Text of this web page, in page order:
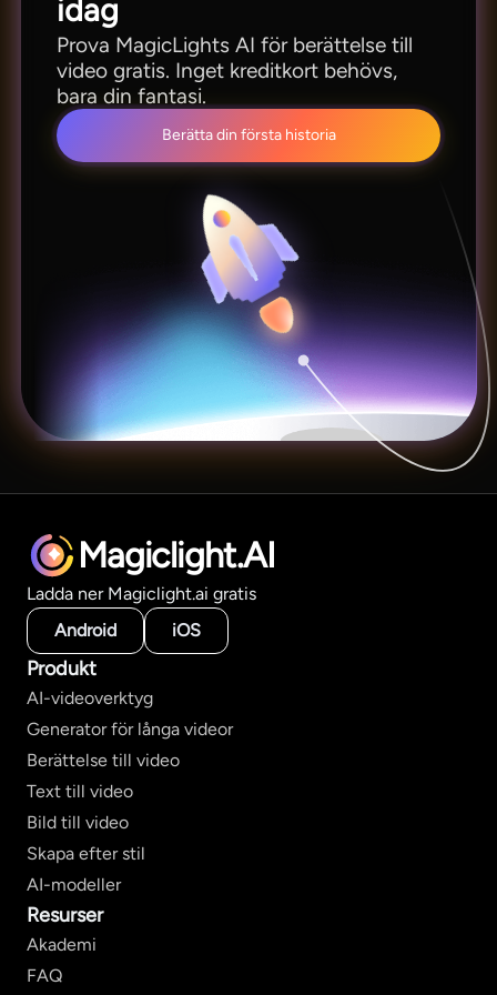
idag
Prova MagicLights AI för berättelse till
video gratis. Inget kreditkort behövs,
bara din fantasi.
Berätta din första historia
Magiclight.AI
Ladda ner Magiclight.ai gratis
Android
iOS
Produkt
AI-videoverktyg
Generator för långa videor
Berättelse till video
Text till video
Bild till video
Skapa efter stil
AI-modeller
Resurser
Akademi
FAQ